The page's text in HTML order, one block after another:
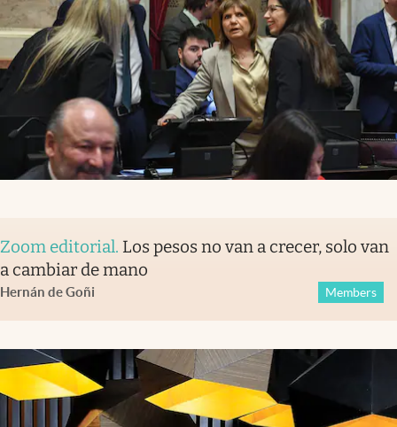
Zoom editorial. Los pesos no van a crecer, solo van
a cambiar de mano
Hernán de Goñi Members